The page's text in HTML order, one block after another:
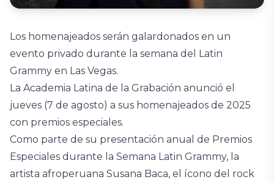
Los homenajeados serán galardonados en un
evento privado durante la semana del Latin
Grammy en Las Vegas.
La Academia Latina de la Grabación anunció el
jueves (7 de agosto) a sus homenajeados de 2025
con premios especiales.
Como parte de su presentación anual de Premios
Especiales durante la Semana Latin Grammy, la
artista afroperuana Susana Baca, el ícono del rock